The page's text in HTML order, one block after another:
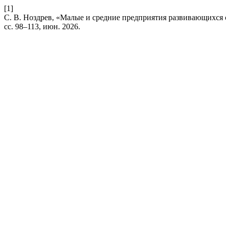
[1]
С. В. Ноздрев, «Малые и средние предприятия
сс. 98–113, июн. 2026.